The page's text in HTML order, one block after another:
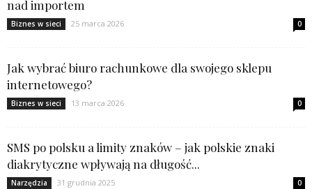
nad importem
Biznes w sieci 25 marca 2026 0
Jak wybrać biuro rachunkowe dla swojego sklepu
internetowego?
Biznes w sieci 13 marca 2026 0
SMS po polsku a limity znaków – jak polskie znaki
diakrytyczne wpływają na długość...
Narzędzia 31 grudnia 2025 0